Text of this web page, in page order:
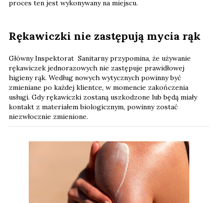
proces ten jest wykonywany na miejscu.
Rękawiczki nie zastępują mycia rąk
Główny Inspektorat Sanitarny przypomina, że używanie
rękawiczek jednorazowych nie zastępuje prawidłowej
higieny rąk. Według nowych wytycznych powinny być
zmieniane po każdej klientce, w momencie zakończenia
usługi. Gdy rękawiczki zostaną uszkodzone lub będą miały
kontakt z materiałem biologicznym, powinny zostać
niezwłocznie zmienione.